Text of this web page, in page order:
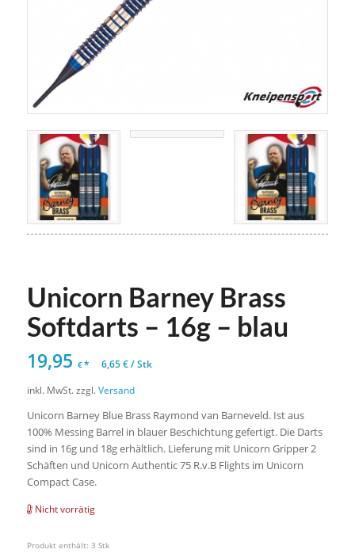
Unicorn Barney Brass
Softdarts – 16g – blau
19,95 €* 6,65€/Stk
inkl. MwSt. zzgl. Versand
Unicorn Barney Blue Brass Raymond van Barneveld. Ist aus
100% Messing Barrel in blauer Beschichtung gefertigt. Die Darts
sind in 16g und 18g erhältlich. Lieferung mit Unicorn Gripper 2
Schäften und Unicorn Authentic 75 R.v.B Flights im Unicorn
Compact Case.
Nicht vorrätig
Produkt enthält: 3 Stk